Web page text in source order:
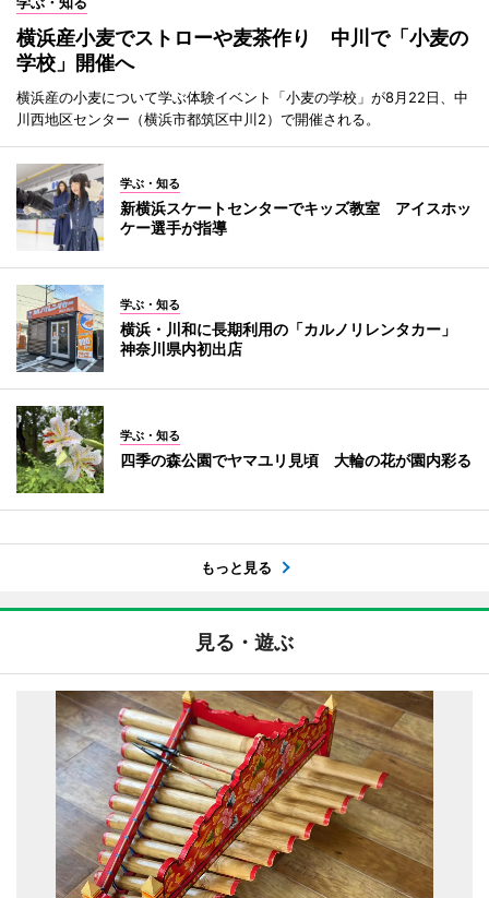
横浜産小麦でストローや麦茶作り 中川で「小麦の
学校」開催へ
横浜産の小麦について学ぶ体験イベント「小麦の学校」が8月22日、中
川西地区センター（横浜市都筑区中川2）で開催される。
学ぶ・知る
新横浜スケートセンターでキッズ教室 アイスホッ
ケー選手が指導
学ぶ・知る
横浜・川和に長期利用の「カルノリレンタカー」
神奈川県内初出店
学ぶ・知る
四季の森公園でヤマユリ見頃 大輪の花が園内彩る
もっと見る
見る・遊ぶ